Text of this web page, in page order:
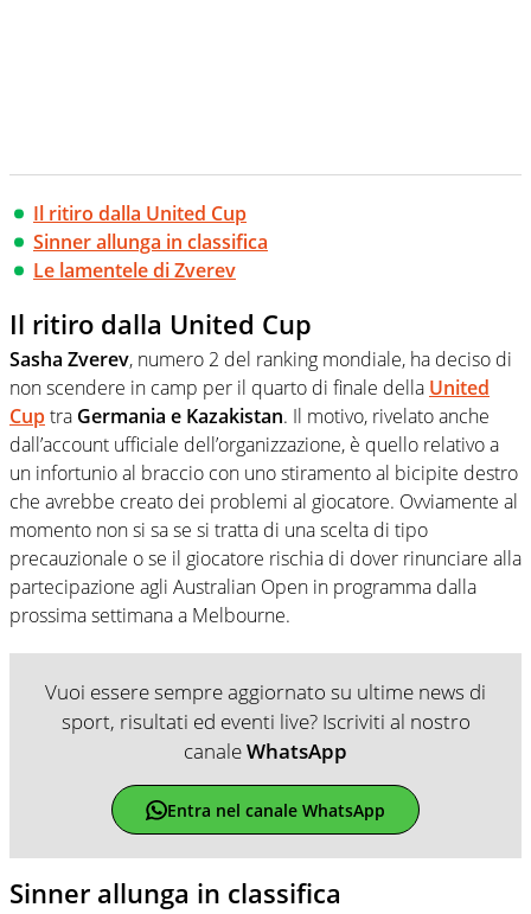
Il ritiro dalla United Cup
Sinner allunga in classifica
Le lamentele di Zverev
Il ritiro dalla United Cup
Sasha Zverev, numero 2 del ranking mondiale, ha deciso di
non scendere in camp per il quarto di finale della United
Cuptra Germania e Kazakistan. Il motivo, rivelato anche
dall’account ufficiale dell’organizzazione, è quello relativo a
un infortunio al braccio con uno stiramento al bicipite destro
che avrebbe creato dei problemi al giocatore. Ovviamente al
momento non si sa se si tratta di una scelta di tipo
precauzionale o se il giocatore rischia di dover rinunciare alla
partecipazione agli Australian Open in programma dalla
prossima settimana a Melbourne.
Vuoi essere sempre aggiornato su ultime news di
sport, risultati ed eventi live? Iscriviti al nostro
canaleWhatsApp
Entra nel canale WhatsApp
Sinner allunga in classifica